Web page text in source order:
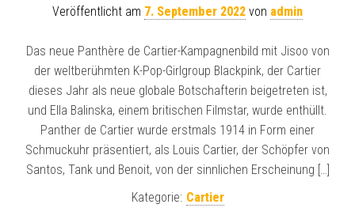
Veröffentlicht am 7. September 2022 von admin
Das neue Panthère de Cartier-Kampagnenbild mit Jisoo von
der weltberühmten K-Pop-Girlgroup Blackpink, der Cartier
dieses Jahr als neue globale Botschafterin beigetreten ist,
und Ella Balinska, einem britischen Filmstar, wurde enthüllt.
Panther de Cartier wurde erstmals 1914 in Form einer
Schmuckuhr präsentiert, als Louis Cartier, der Schöpfer von
Santos, Tank und Benoit, von der sinnlichen Erscheinung […]
Kategorie: Cartier